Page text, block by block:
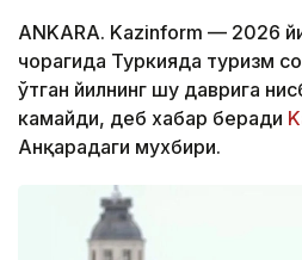
ANKARA. Kazinform — 2026
чорагида Туркияда туризм
ўтган йилнинг шу даврига
камайди, деб хабар беради
Анқарадаги мухбири.